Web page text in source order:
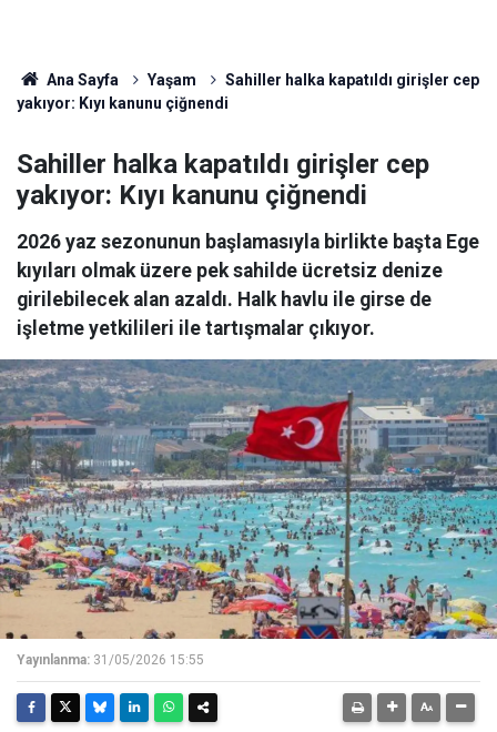
Ana Sayfa Yaşam
Sahiller halka kapatıldı girişler cep
yakıyor: Kıyı kanunu çiğnendi
Sahiller halka kapatıldı girişler cep
yakıyor: Kıyı kanunu çiğnendi
2026 yaz sezonunun başlamasıyla birlikte başta Ege
kıyıları olmak üzere pek sahilde ücretsiz denize
girilebilecek alan azaldı. Halk havlu ile girse de
işletme yetkilileri ile tartışmalar çıkıyor.
Yayınlanma: 31/05/2026 15:55